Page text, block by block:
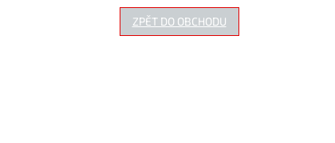
ZPĚT DO OBCHODU